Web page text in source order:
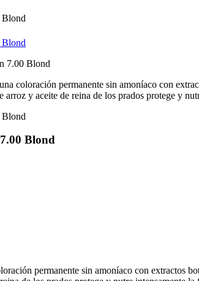
coloración permanente sin amoníaco con
arroz y aceite de reina de los prados protege y
Blond
permanente sin amoníaco con extractos